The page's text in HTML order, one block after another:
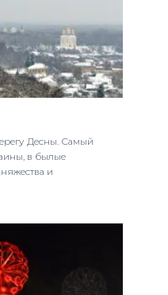
Десны. Самый
в былые
и